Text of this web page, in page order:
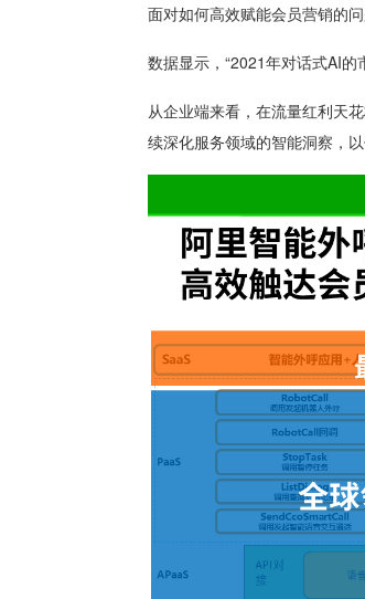
面对如何高效赋能会员营销的
数据显示，“2021年对话式AI
从企业端来看，在流量红利天
续深化服务领域的智能洞察，以